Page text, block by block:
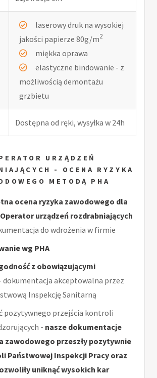
laserowy druk na wysokiej
jakości papierze 80g/m2
miękka oprawa
elastyczne bindowanie - z
możliwością demontażu
grzbietu
Dostępna od ręki, wysyłka w 24h
URZĄDZEŃ
- OCENA RYZYKA
METODĄ PHA
ocena ryzyka zawodowego dla
urządzeń rozdrabniających
do wdrożenia w firmie
wg PHA
z obowiązującymi
dokumentacja akceptowalna przez
Inspekcję Sanitarną
pozytywnego przejścia kontroli
- nasze dokumentacje
zawodowego przeszły pozytywnie
Państwowej Inspekcji Pracy oraz
uniknąć wysokich kar